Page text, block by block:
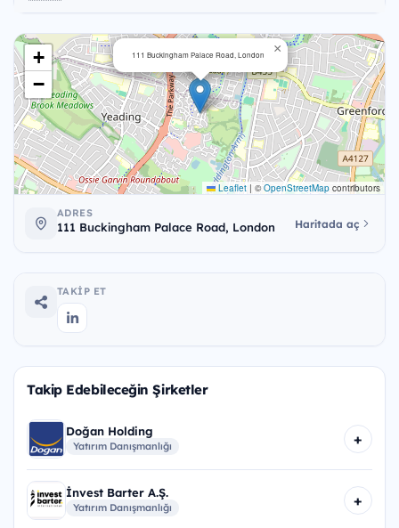
111 Buckingham Palace Road, London ×
+
−
Leaflet | ©OpenStreetMap contributors
ADRES
111 Buckingham Palace Road, London Haritada aç
TAKIP ET
Takip Edebileceğin Şirketler
Doğan Holding
Yatırım Danışmanlığı +
İnvest Barter A.Ş.
Yatırım Danışmanlığı +